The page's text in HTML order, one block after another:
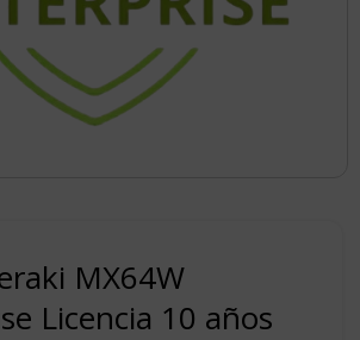
MX64W
Licencia 10 años